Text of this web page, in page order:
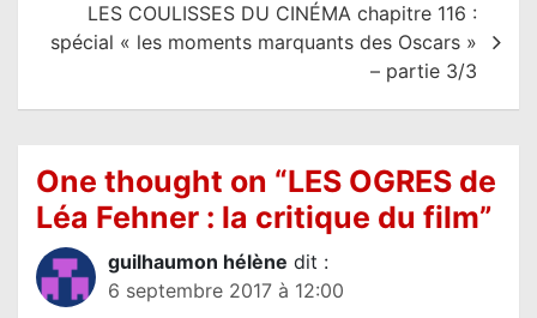
t
LES COULISSES DU CINÉMA chapitre 116 :
spécial « les moments marquants des Oscars »
– partie 3/3
One thought on “LES OGRES de
Léa Fehner : la critique du film”
guilhaumon hélène dit :
6 septembre 2017 à 12:00